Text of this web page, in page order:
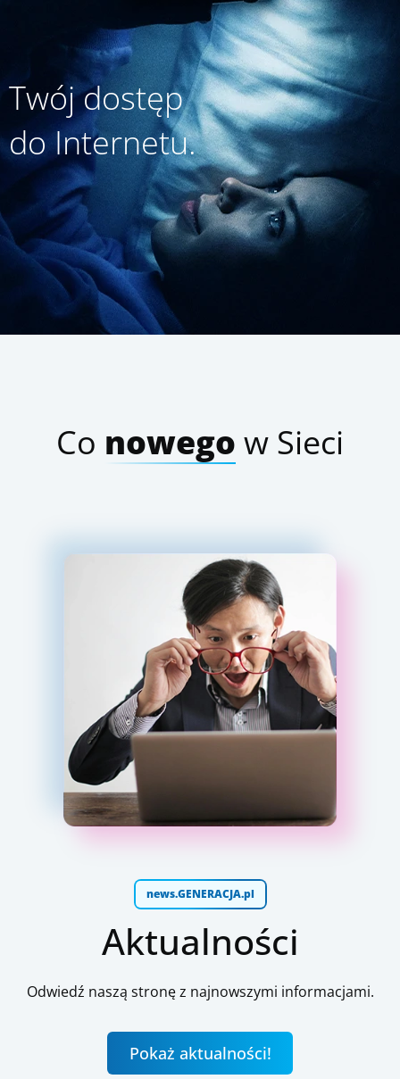
Twój dostęp
do Internetu.
Co nowego w Sieci
news.GENERACJA.pl
Aktualności
Odwiedź naszą stronę z najnowszymi informacjami.
Pokaż aktualności!